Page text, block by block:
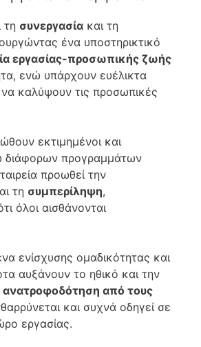
τη συνεργασία και τη
ένα υποστηρικτικό
εργασίας-προσωπικής ζωής
ενώ υπάρχουν ευέλικτα
καλύψουν τις προσωπικές
εκτιμημένοι και
διάφορων προγραμμάτων
προωθεί την
τη συμπερίληψη,
όλοι αισθάνονται
ενίσχυσης ομαδικότητας και
αυξάνουν το ηθικό και την
ανατροφοδότηση από τους
και συχνά οδηγεί σε
εργασίας.